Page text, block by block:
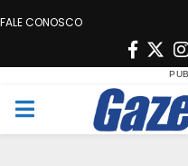
FALE CONOSCO
F
c
e
T
w
i
t
M